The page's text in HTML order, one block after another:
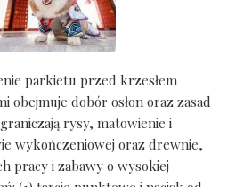
parkietu przed krzesłem
obejmuje dobór osłon oraz zasad
rysy, matowienie i
wykończeniowej oraz drewnie,
pracy i zabawy o wysokiej